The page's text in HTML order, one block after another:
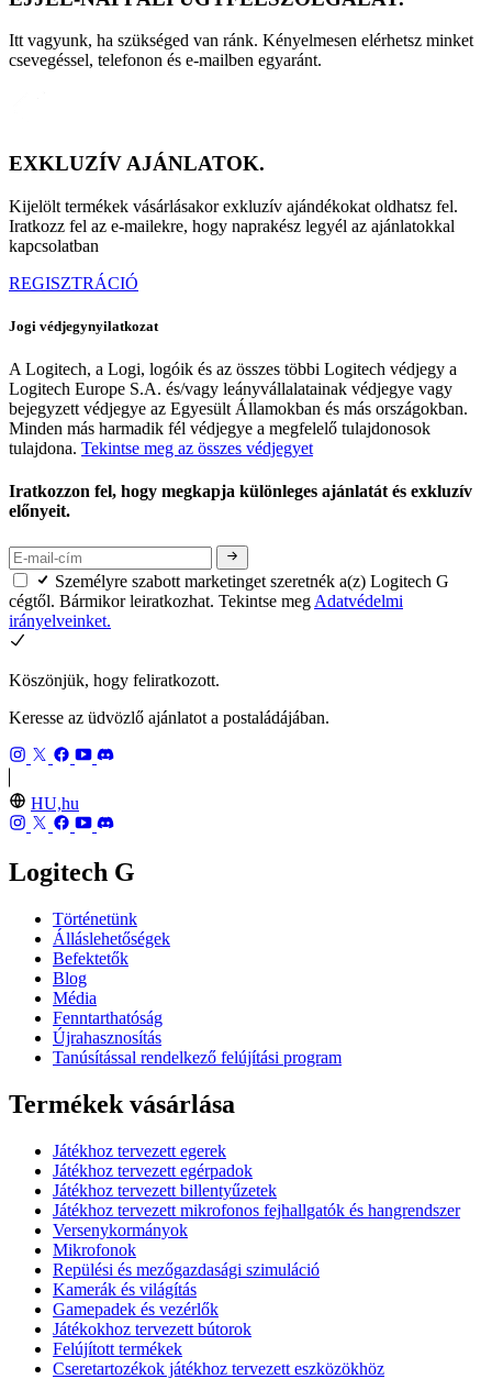
Itt vagyunk, ha szükséged van ránk. Kényelmesen elérhetsz minket
csevegéssel, telefonon és e-mailben egyaránt.
EXKLUZÍV AJÁNLATOK.
Kijelölt termékek vásárlásakor exkluzív ajándékokat oldhatsz fel.
Iratkozz fel az e-mailekre, hogy naprakész legyél az ajánlatokkal
kapcsolatban
REGISZTRÁCIÓ
Jogi védjegynyilatkozat
A Logitech, a Logi, logóik és az összes többi Logitech védjegy a
Logitech Europe S.A. és/vagy leányvállalatainak védjegye vagy
bejegyzett védjegye az Egyesült Államokban és más országokban.
Minden más harmadik fél védjegye a megfelelő tulajdonosok
tulajdona. Tekintse meg az összes védjegyet
Iratkozzon fel, hogy megkapja különleges ajánlatát és exkluzív
előnyeit.
Személyre szabott marketinget szeretnék a(z) Logitech G
cégtől. Bármikor leiratkozhat. Tekintse meg Adatvédelmi
irányelveinket.
Köszönjük, hogy feliratkozott.
Keresse az üdvözlő ajánlatot a postaládájában.
HU,hu
Logitech G
Történetünk
Álláslehetőségek
Befektetők
Blog
Média
Fenntarthatóság
Újrahasznosítás
Tanúsítással rendelkező felújítási program
Termékek vásárlása
Játékhoz tervezett egerek
Játékhoz tervezett egérpadok
Játékhoz tervezett billentyűzetek
Játékhoz tervezett mikrofonos fejhallgatók és hangrendszer
Versenykormányok
Mikrofonok
Repülési és mezőgazdasági szimuláció
Kamerák és világítás
Gamepadek és vezérlők
Játékokhoz tervezett bútorok
Felújított termékek
Cseretartozékok játékhoz tervezett eszközökhöz